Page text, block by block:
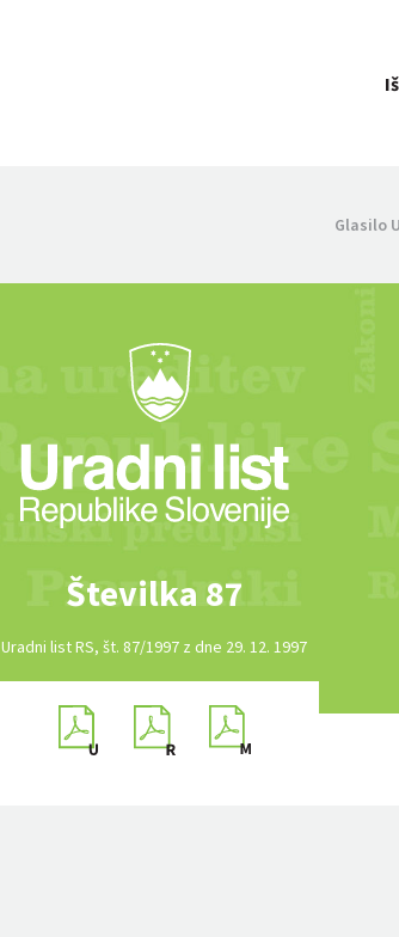
Glasilo
Številka 87
Uradni list RS, št. 87/1997 z dne 29. 12. 1997